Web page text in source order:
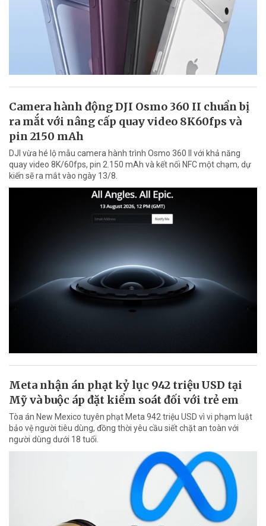
Camera hành động DJI Osmo 360 II chuẩn bị
ra mắt với nâng cấp quay video 8K60fps và
pin 2150 mAh
DJI vừa hé lộ mẫu camera hành trình Osmo 360 II với khả năng
quay video 8K/60fps, pin 2.150 mAh và kết nối NFC một chạm, dự
kiến sẽ ra mắt vào ngày 13/8.
Meta nhận án phạt kỷ lục 942 triệu USD tại
Mỹ và buộc áp đặt kiểm soát đối với trẻ em
Tòa án New Mexico tuyên phạt Meta 942 triệu USD vì vi phạm luật
bảo vệ người tiêu dùng, đồng thời yêu cầu siết chặt an toàn với
người dùng dưới 18 tuổi.